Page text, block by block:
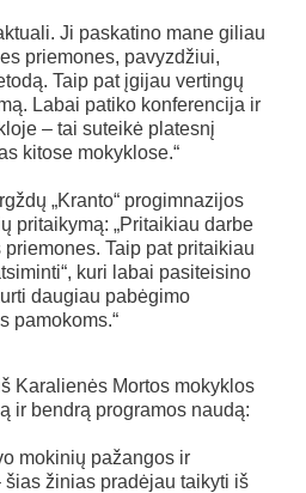
Ji paskatino mane giliau
priemones, pavyzdžiui,
Taip pat įgijau vertingų
Labai patiko konferencija ir
– tai suteikė platesnį
kitose mokyklose.“
„Kranto“ progimnazijos
pritaikymą: „Pritaikiau darbe
Taip pat pritaikiau
kuri labai pasiteisino
daugiau pabėgimo
pamokoms.“
Karalienės Mortos mokyklos
ir bendrą programos naudą:
mokinių pažangos ir
žinias pradėjau taikyti iš